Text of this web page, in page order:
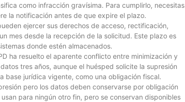
como infracción gravísima. Para cumplirlo, necesitas
la notificación antes de que expire el plazo.
ejercer sus derechos de acceso, rectificación,
mes desde la recepción de la solicitud. Este plazo es
donde estén almacenados.
ha resuelto el aparente conflicto entre minimización y
tres años, aunque el huésped solicite la supresión
base jurídica vigente, como una obligación fiscal.
pero los datos deben conservarse por obligación
para ningún otro fin, pero se conservan disponibles